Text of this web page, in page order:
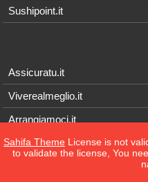
Sushipoint.it
Assicuratu.it
Viverealmeglio.it
Arrangiamoci.it
Tecnichef.it
Sahifa Theme License is not
to validate the license, You